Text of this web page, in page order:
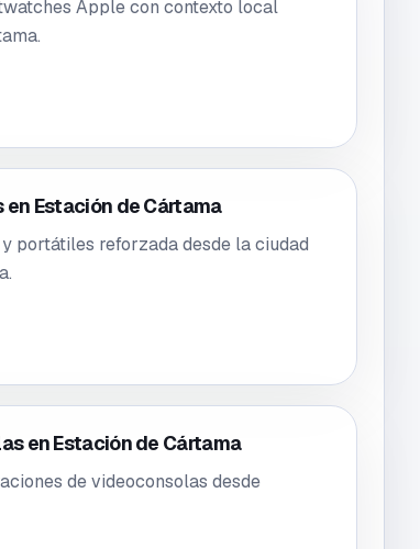
Apple con contexto local
en Estación de Cártama
portátiles reforzada desde la ciudad
en Estación de Cártama
de videoconsolas desde